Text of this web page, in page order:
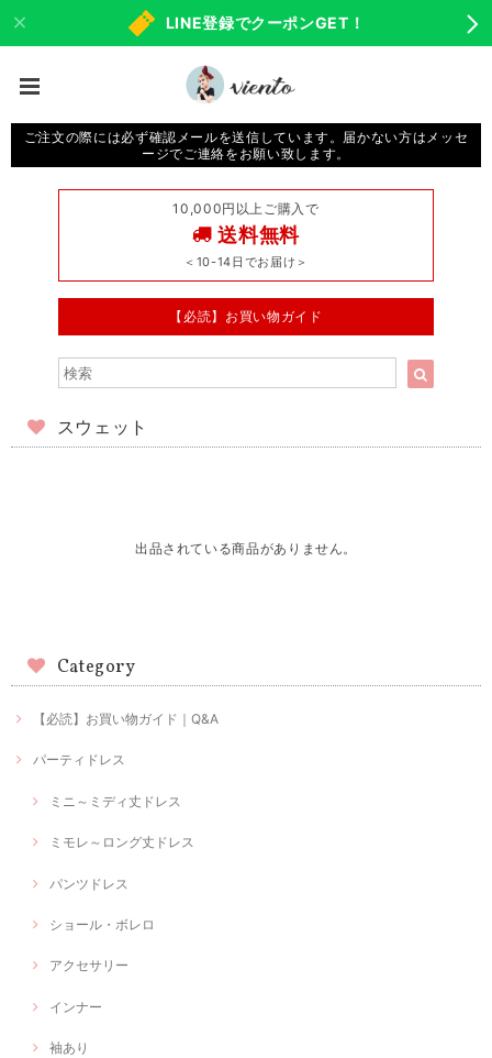
LINE登録でクーポンGET！
ご注文の際には必ず確認メールを送信しています。届かない方はメッセ
ージでご連絡をお願い致します。
10,000円以上ご購入で
送料無料
＜10-14日でお届け＞
【必読】お買い物ガイド
スウェット
出品されている商品がありません。
Category
【必読】お買い物ガイド｜Q&A
パーティドレス
ミニ～ミディ丈ドレス
ミモレ～ロング丈ドレス
パンツドレス
ショール・ボレロ
アクセサリー
インナー
袖あり